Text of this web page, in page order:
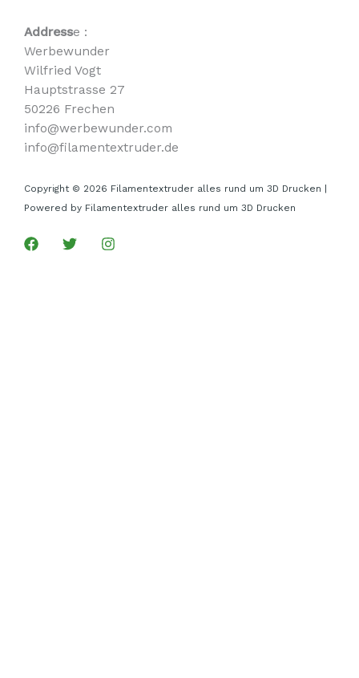
Addresse :
Werbewunder
Wilfried Vogt
Hauptstrasse 27
50226 Frechen
info@werbewunder.com
info@filamentextruder.de
Copyright © 2026 Filamentextruder alles rund um 3D Drucken |
Powered by Filamentextruder alles rund um 3D Drucken